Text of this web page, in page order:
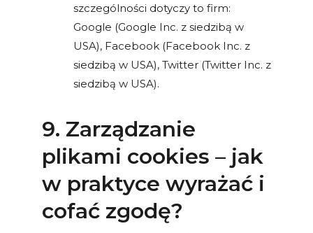
szczególności dotyczy to firm:
Google (Google Inc. z siedzibą w
USA), Facebook (Facebook Inc. z
siedzibą w USA), Twitter (Twitter Inc. z
siedzibą w USA).
9. Zarządzanie
plikami cookies – jak
w praktyce wyrażać i
cofać zgodę?